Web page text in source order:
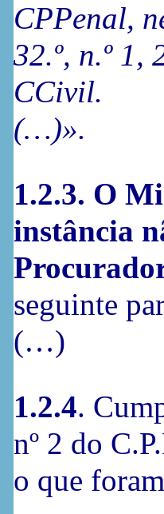
CPPenal,
32.º, n.º 1,
CCivil.
(…)».
1.2.3. O
instância
seguinte
(…)
1.2.4.
nº 2 do
o que